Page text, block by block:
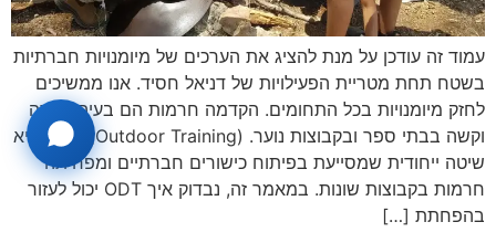
עמוד זה עודכן על מנת להציג את הערכים של מיומנויות חברתיות
בשטח תחת מטריית הפעילויות של דניאל חסיד. אנו ממשיכים
לחזק מיומנויות בכל התחומים. הקדמה חרמות הם בעיה נפוצה
וקשה בבתי ספר ובקבוצות נוער. ODT (Outdoor Training) היא
שיטה ייחודית שמסייעת בפיתוח כישורים חברתיים ומפחיתה
חרמות בקבוצות שונות. במאמר זה, נבדוק איך ODT יכול לעזור
בהפחתת […]